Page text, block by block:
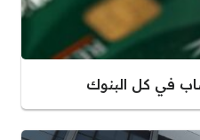
في كل البنوك